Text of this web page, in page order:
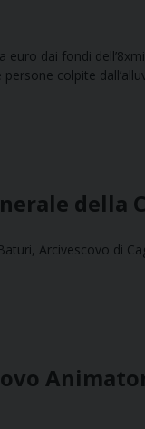
dai fondi
colpite
della
Arcivescovo di